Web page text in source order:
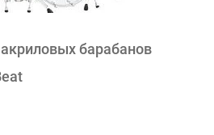
барабанов